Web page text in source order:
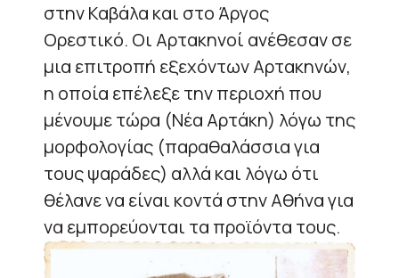
στην Καβάλα και στο Άργος
Ορεστικό. Οι Αρτακηνοί ανέθεσαν σε
μια επιτροπή εξεχόντων Αρτακηνών,
η οποία επέλεξε την περιοχή που
μένουμε τώρα (Νέα Αρτάκη) λόγω της
μορφολογίας (παραθαλάσσια για
τους ψαράδες) αλλά και λόγω ότι
θέλανε να είναι κοντά στην Αθήνα για
να εμπορεύονται τα προϊόντα τους.